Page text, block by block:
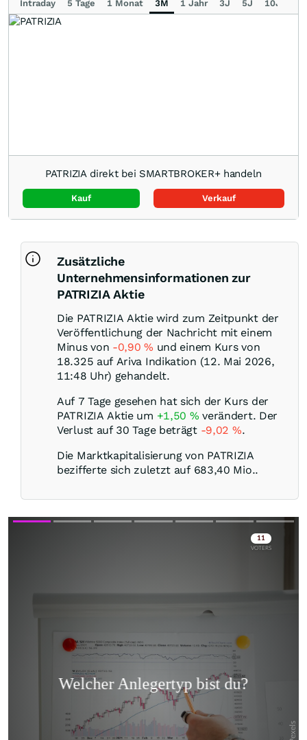
Intraday 5 Tage 1 Monat 3M 1 Jahr 3J 5J 10J
PATRIZIA direkt bei SMARTBROKER+ handeln
Kauf Verkauf
Zusätzliche
Unternehmensinformationen zur
PATRIZIA Aktie
Die PATRIZIA Aktie wird zum Zeitpunkt der
Veröffentlichung der Nachricht mit einem
Minus von -0,90% und einem Kurs von
18.325 auf Ariva Indikation (12. Mai 2026,
11:48 Uhr) gehandelt.
Auf 7 Tage gesehen hat sich der Kurs der
PATRIZIA Aktie um +1,50 % verändert. Der
Verlust auf 30 Tage beträgt -9,02 %.
Die Marktkapitalisierung von PATRIZIA
bezifferte sich zuletzt auf 683,40 Mio..